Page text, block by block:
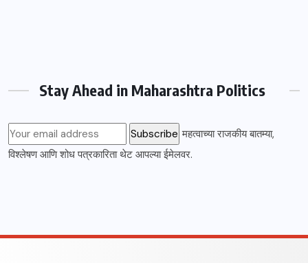
Stay Ahead in Maharashtra Politics
महत्वाच्या राजकीय बातम्या,
विश्लेषण आणि शोध पत्रकारिता थेट आपल्या ईमेलवर.